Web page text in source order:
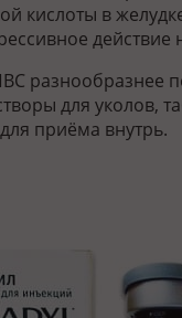
кислоты в
действие
разнообразнее
для уколов,
приёма внутрь.